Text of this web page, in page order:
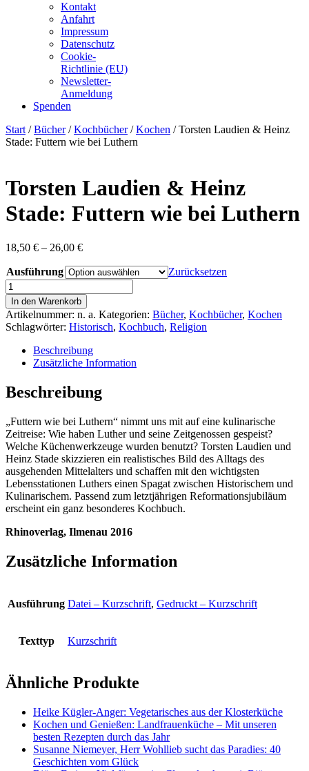
Kontakt
Anfahrt
Impressum
Datenschutz
Cookie-
Richtlinie (EU)
Newsletter-
Anmeldung
Spenden
Skip
to
Start /Bücher/Kochbücher/Kochen / Torsten Laudien & Heinz
Stade: Futtern wie bei Luthern
Torsten Laudien & Heinz
Stade: Futtern wie bei Luthern
18,50 € – 26,00 €Preisspanne:
bis
26,00 €
Ausführung
Zurücksetzen
Torsten
Laudien
&
Heinz
Stade:
Futtern
Luthern
Menge
In den Warenkorb
Artikelnummer: n. a. Kategorien: Bücher, Kochbücher, Kochen
Schlagwörter: Historisch, Kochbuch, Religion
Beschreibung
Zusätzliche Information
Beschreibung
„Futtern wie bei Luthern“ nimmt uns mit auf eine kulinarische
Zeitreise: Wie haben Luther und seine Zeitgenossen gespeist?
Welche Küchenwerkzeuge wurden benutzt? Torsten Laudien und
Heinz Stade skizzieren ein realistisches Bild des Alltags des
ausgehenden Mittelalters und schaffen mit den wichtigsten
Lebensstationen Luthers einen Spagat zwischen Historischem und
Kulinarischem. Passend zum letztjährigen Reformationsjubiläum
erscheint ein ganz besonderes Kochbuch.
Rhinoverlag, Ilmenau 2016
Zusätzliche Information
Ausführung Datei – Kurzschrift, Gedruckt – Kurzschrift
Texttyp Kurzschrift
Ähnliche Produkte
Heike Kügler-Anger: Vegetarisches aus der Klosterküche
Kochen und Genießen: Landfrauenküche – Mit unseren
besten Rezepten durch das Jahr
Susanne Niemeyer, Herr Wohllieb sucht das Paradies: 40
Geschichten vom Glück